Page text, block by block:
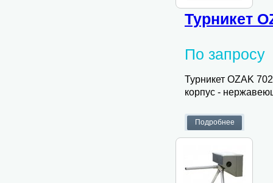
Турникет
По запросу
Турникет OZAK
корпус -